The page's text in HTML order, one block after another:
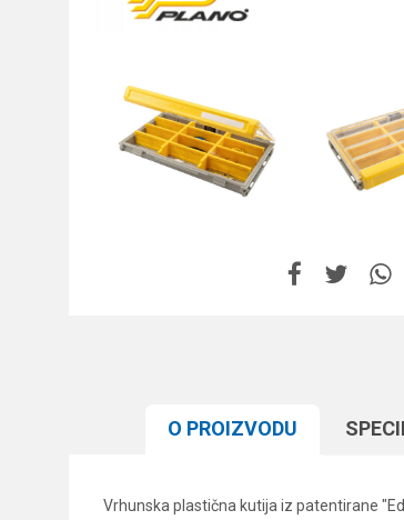
O PROIZVODU
Vrhunska plastična kutija iz patentirane